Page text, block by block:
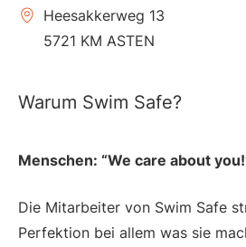
Heesakkerweg 13
5721 KM ASTEN
Warum Swim Safe?
Menschen: “We care about
Die Mitarbeiter von Swim Safe
Perfektion bei allem was sie